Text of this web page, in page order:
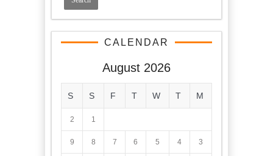
CALENDAR
August 2026
M
T
W
T
F
S
S
1
2
3
4
5
6
7
8
9